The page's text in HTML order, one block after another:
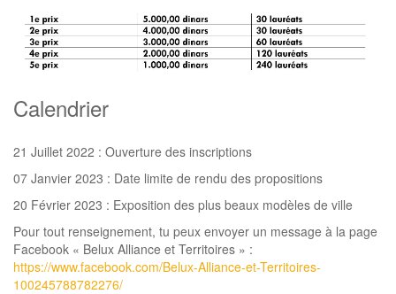
Calendrier
21 Juillet 2022 : Ouverture des inscriptions
07 Janvier 2023 : Date limite de rendu des propositions
20 Février 2023 : Exposition des plus beaux modèles de ville
Pour tout renseignement, tu peux envoyer un message à la page
Facebook « Belux Alliance et Territoires » :
https://www.facebook.com/Belux-Alliance-et-Territoires-
100245788782276/